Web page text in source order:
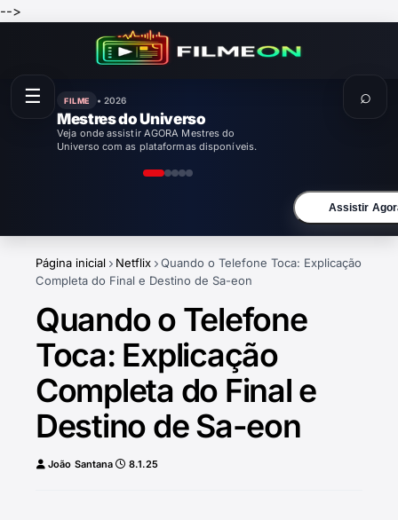
-->
FILME • 2026
Mestres do Universo
Veja onde assistir AGORA Mestres do
Universo com as plataformas disponíveis.
Assistir
Página inicial Netflix
Quando o Telefone Toca: Explicação
Completa do Final e Destino de Sa-eon
Quando o Telefone
Toca: Explicação
Completa do Final e
Destino de Sa-eon
João Santana 8.1.25
☰ ⌕